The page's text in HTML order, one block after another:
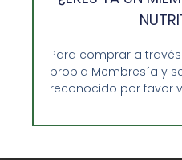
Opiniones de Clientes
Sobre Nosotros y Herbalife
Ventajas de Comprar en
Para comprar a
propia Membresía y
reconocido por favor